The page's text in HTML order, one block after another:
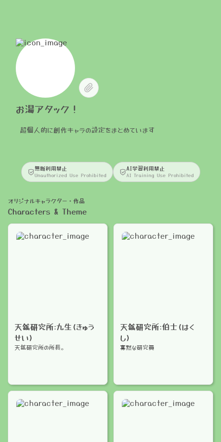
お湯アタック！
超個人的に創作キャラの設定をまとめています
無断利用禁止
Unauthorized Use Prohibited
AI学習利用禁止
AI Training Use Prohibited
オリジナルキャラクター・作品
Characters & Theme
天鉱研究所:九生(きゅう
せい)
天鉱研究所の所長。
天鉱研究所:伯士(はく
し)
寡黙な研究員